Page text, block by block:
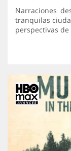
Narraciones
tranquilas
perspectivas